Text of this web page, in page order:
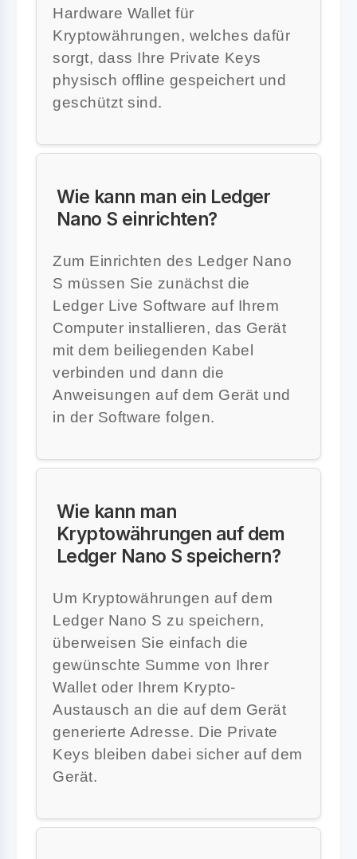
Hardware Wallet für
Kryptowährungen, welches dafür
sorgt, dass Ihre Private Keys
physisch offline gespeichert und
geschützt sind.
Wie kann man ein Ledger
Nano S einrichten?
Zum Einrichten des Ledger Nano
S müssen Sie zunächst die
Ledger Live Software auf Ihrem
Computer installieren, das Gerät
mit dem beiliegenden Kabel
verbinden und dann die
Anweisungen auf dem Gerät und
in der Software folgen.
Wie kann man
Kryptowährungen auf dem
Ledger Nano S speichern?
Um Kryptowährungen auf dem
Ledger Nano S zu speichern,
überweisen Sie einfach die
gewünschte Summe von Ihrer
Wallet oder Ihrem Krypto-
Austausch an die auf dem Gerät
generierte Adresse. Die Private
Keys bleiben dabei sicher auf dem
Gerät.